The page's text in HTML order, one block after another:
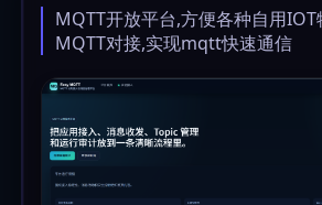
MQTT开放平台,方便各种自用IOT
MQTT对接,实现mqtt快速通信